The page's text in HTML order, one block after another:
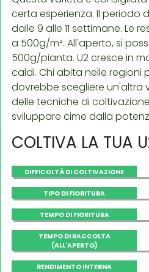
certa esperienza. Il periodo
dalle 9 alle 11 settimane. Le
a 500g/m². All'aperto, si
500g/pianta. U2 cresce in
caldi. Chi abita nelle regioni
dovrebbe scegliere un'altra
delle tecniche di
sviluppare cime dalla
COLTIVA LA TUA
DIFFICOLTÀ DI COLTIVAZIONE
TIPO DI FIORITURA
TEMPO DI FIORITURA
TEMPO DI RACCOLTA
(ALL'APERTO)
RENDIMENTO INTERNA